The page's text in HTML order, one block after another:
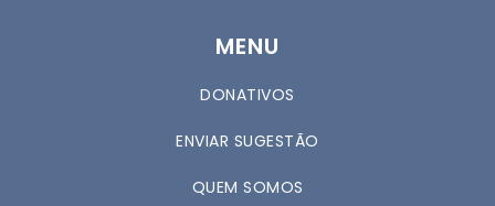
MENU
DONATIVOS
ENVIAR SUGESTÃO
QUEM SOMOS